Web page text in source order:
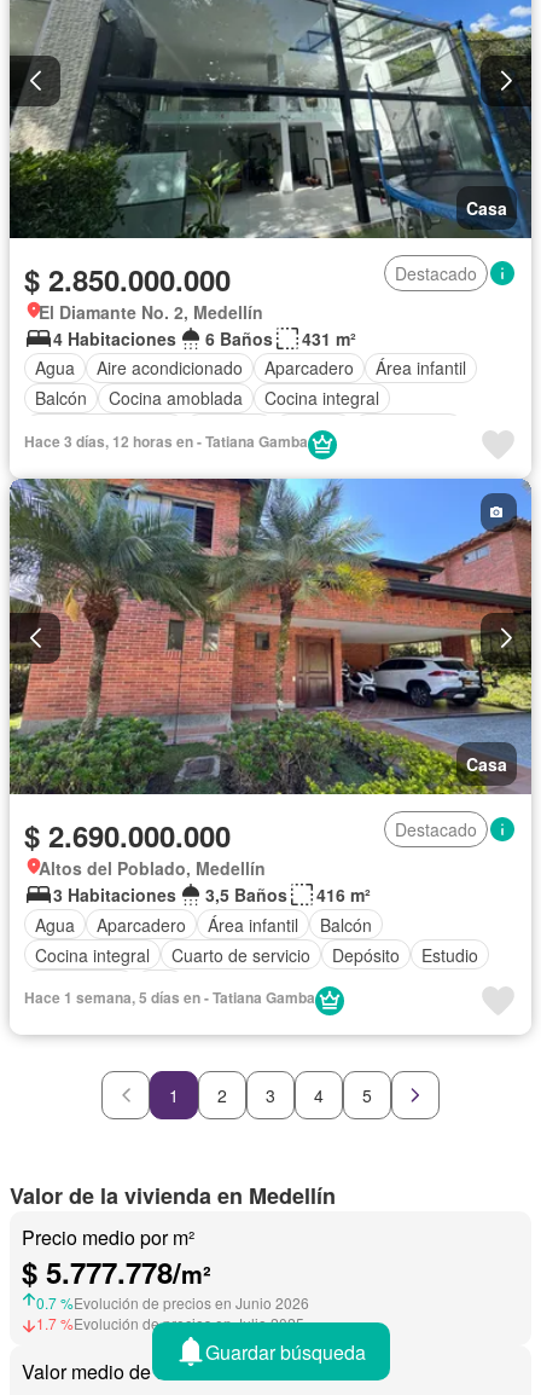
Casa
$ 2.850.000.000
Destacado
El Diamante No. 2, Medellín
4 Habitaciones
6 Baños
431 m²
Agua
Aire acondicionado Aparcadero
Área infantil
Balcón
Cocina amoblada
Cocina integral
Estudio
Jardín
Hace 3 días, 12 horas en - Tatiana Gamba
Casa
$ 2.690.000.000
Destacado
Altos del Poblado, Medellín
3 Habitaciones
3,5 Baños
416 m²
Agua
Aparcadero Área infantil
Balcón
Cocina integral
Cuarto de servicio Depósito
Estudio
Hace 1 semana, 5 días en - Tatiana Gamba
1 2 3 4 5
Valor de la vivienda en Medellín
Precio medio por m²
$ 5.777.778/m²
0.7 %Evolución de precios en Junio 2026
1.7 %Evolución de precios en Julio 2025
Valor medio de una vivienda
Guardar búsqueda